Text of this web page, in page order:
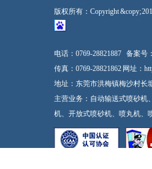
版权所有：Copyright &copy;
电话：0769-28821887 备案号：
传真：0769-28821862 网址：
地址：东莞市洪梅镇梅沙村长
主营业务：自动输送式喷砂机
机、开放式喷砂机、喷丸机、